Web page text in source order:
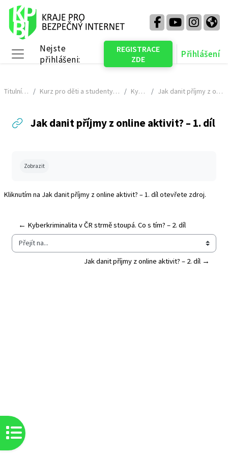
Přejít k hlavnímu obsahu
Boční panel
Nejste
přihlášeni:
REGISTRACE
ZDE
Přihlášení
Otevřít indexu kurzu
Titulní stránka Kurz pro děti a studenty (2024 - 2025) - NÁHLED KyberGuru Jak danit příjmy z online aktivit? – 1. díl
Jak danit příjmy z online aktivit? – 1. díl
Zobrazit
Kliknutím na Jak danit příjmy z online aktivit? – 1. dílotevřete zdroj.
← Kyberkriminalita v ČR strmě stoupá. Co s tím? – 2. díl
Přejít na...
Jak danit příjmy z online aktivit? – 2. díl →